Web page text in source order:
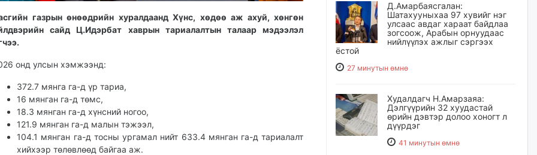
газрын өнөөдрийн хуралдаанд Хүнс, хөдөө аж ахуй, хөнгөн
сайд Ц.Идэрбат хаврын тариалалтын талаар мэдээлэл
онд улсын хэмжээнд:
372.7 мянга га-д үр тариа,
16 мянган га-д төмс,
18.3 мянган га-д хүнсний ногоо,
121.9 мянган га-д малын тэжээл,
104.1 мянган га-д тосны ургамал нийт 633.4 мянган га-д тариалалт
хийхээр төлөвлөөд байгаа аж.
Д.Амарбаясгалан:
Шатахууныхаа 97 хувийг нэг
улсаас авдаг хараат байдлаа
зогсоож, Арабын орнуудаас
нийлүүлэх ажлыг сэргээх
ёстой
27 минутын өмнө
Худалдагч Н.Амарзаяа:
Дэлгүүрийн 32 хуудастай
өрийн дэвтэр долоо хоногт л
дүүрдэг
41 минутын өмнө